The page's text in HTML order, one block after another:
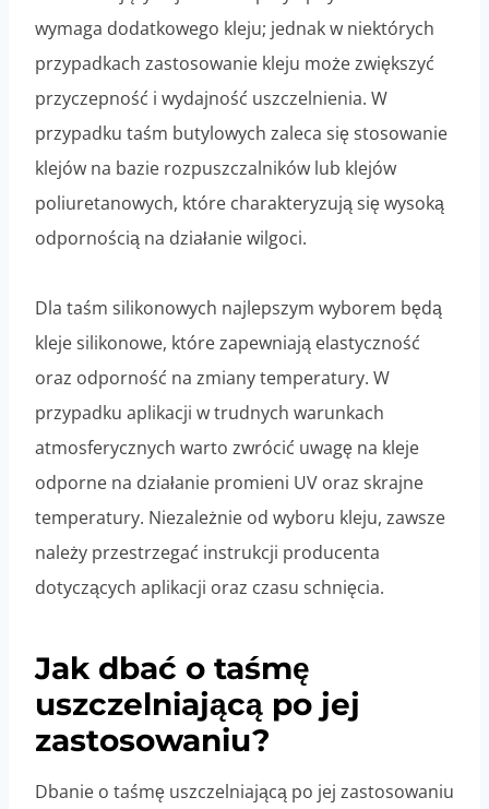
wymaga dodatkowego kleju; jednak w niektórych
przypadkach zastosowanie kleju może zwiększyć
przyczepność i wydajność uszczelnienia. W
przypadku taśm butylowych zaleca się stosowanie
klejów na bazie rozpuszczalników lub klejów
poliuretanowych, które charakteryzują się wysoką
odpornością na działanie wilgoci.
Dla taśm silikonowych najlepszym wyborem będą
kleje silikonowe, które zapewniają elastyczność
oraz odporność na zmiany temperatury. W
przypadku aplikacji w trudnych warunkach
atmosferycznych warto zwrócić uwagę na kleje
odporne na działanie promieni UV oraz skrajne
temperatury. Niezależnie od wyboru kleju, zawsze
należy przestrzegać instrukcji producenta
dotyczących aplikacji oraz czasu schnięcia.
Jak dbać o taśmę
uszczelniającą po jej
zastosowaniu?
Dbanie o taśmę uszczelniającą po jej zastosowaniu